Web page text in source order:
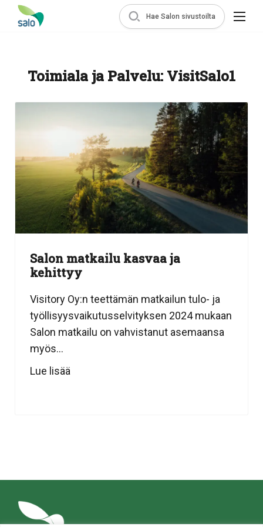
Hae Salon sivustoilta
Toimiala ja Palvelu: VisitSalo1
Salon matkailu kasvaa ja
kehittyy
Visitory Oy:n teettämän matkailun tulo- ja
työllisyysvaikutusselvityksen 2024 mukaan
Salon matkailu on vahvistanut asemaansa
myös...
Lue lisää